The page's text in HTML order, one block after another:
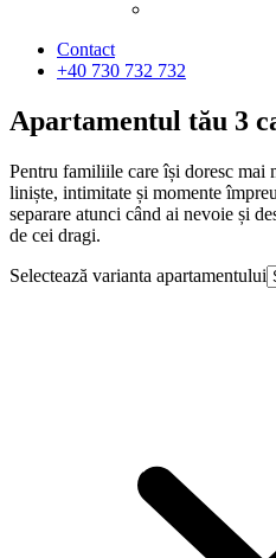
Contact
+40 730 732 732
Apartamentul tău 3
Pentru familiile care își doresc
liniște, intimitate și momente
separare atunci când ai nevoie și
de cei dragi.
Selectează varianta apartamentului